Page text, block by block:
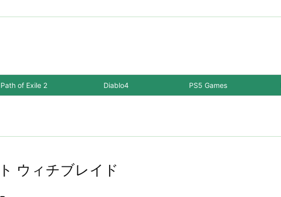
Path of Exile 2 Diablo4 PS5 Games
ウィチブレイド